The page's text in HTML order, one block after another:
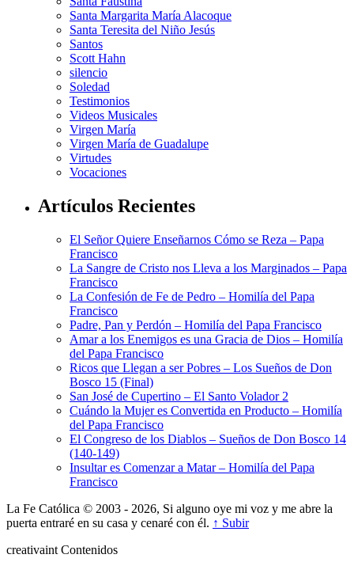
Santa Margarita María Alacoque
Santa Teresita del Niño Jesús
Santos
Scott Hahn
silencio
Soledad
Testimonios
Videos Musicales
Virgen María
Virgen María de Guadalupe
Virtudes
Vocaciones
Artículos Recientes
El Señor Quiere Enseñarnos Cómo se Reza – Papa
Francisco
La Sangre de Cristo nos Lleva a los Marginados – Papa
Francisco
La Confesión de Fe de Pedro – Homilía del Papa
Francisco
Padre, Pan y Perdón – Homilía del Papa Francisco
Amar a los Enemigos es una Gracia de Dios – Homilía
del Papa Francisco
Ricos que Llegan a ser Pobres – Los Sueños de Don
Bosco 15 (Final)
San José de Cupertino – El Santo Volador 2
Cuándo la Mujer es Convertida en Producto – Homilía
del Papa Francisco
El Congreso de los Diablos – Sueños de Don Bosco 14
(140-149)
Insultar es Comenzar a Matar – Homilía del Papa
Francisco
La Fe Católica © 2003 - 2026, Si alguno oye mi voz y me abre la
puerta entraré en su casa y cenaré con él. ↑ Subir
creativaint Contenidos